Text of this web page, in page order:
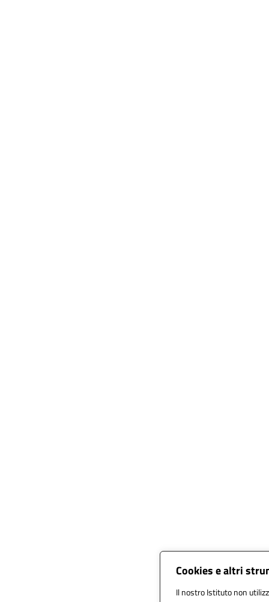
Cookies e altri
Il nostro Istituto non